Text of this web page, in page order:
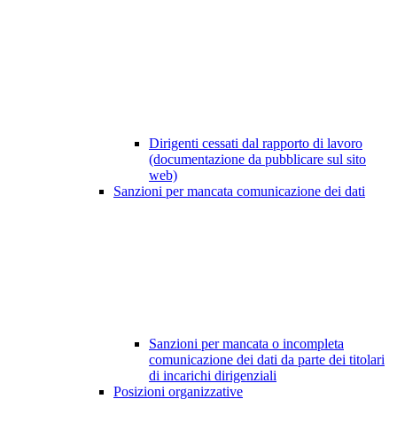
Dirigenti cessati dal rapporto di lavoro
(documentazione da pubblicare sul sito
web)
Sanzioni per mancata comunicazione dei dati
Sanzioni per mancata o incompleta
comunicazione dei dati da parte dei titolari
di incarichi dirigenziali
Posizioni organizzative